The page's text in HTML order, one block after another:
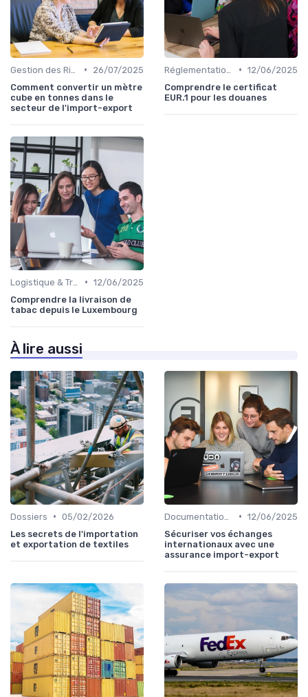
•
26/07/2025
Comment convertir un mètre
cube en tonnes dans le
secteur de l'import-export
• 12/06/2025
Comprendre le certificat
EUR.1 pour les douanes
• 12/06/2025
Comprendre la livraison de
tabac depuis le Luxembourg
À lire aussi
Dossiers • 05/02/2026
Les secrets de l'importation
et exportation de textiles
• 12/06/2025
Sécuriser vos échanges
internationaux avec une
assurance import-export